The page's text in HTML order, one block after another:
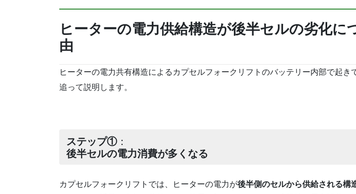
ヒーターの電力供給構造が後半セルの劣化に
由
ヒーターの電力共有構造によるカプセルフォークリフトのバッテリー内部で起き
追って説明します。
ステップ①：
後半セルの電力消費が多くなる
カプセルフォークリフトでは、ヒーターの電力が後半側のセルから供給される構